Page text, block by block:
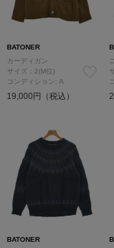
BATONER
カーディガン
サイズ：2(M位)
コンディション: A
19,000円（税込）
BATONER